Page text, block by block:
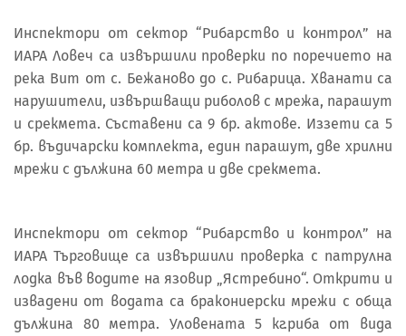
Инспектори от сектор “Рибарство и контрол” на
ИАРА Ловеч са извършили проверки по поречието на
река Вит от с. Бежаново до с. Рибарица. Хванати са
нарушители, извършващи риболов с мрежа, парашут
и срекмета. Съставени са 9 бр. актове. Иззети са 5
бр. въдичарски комплекта, един парашут, две хрилни
мрежи с дължина 60 метра и две срекмета.
Инспектори от сектор “Рибарство и контрол” на
ИАРА Търговище са извършили проверка с патрулна
лодка във водите на язовир „Ястребино“. Открити и
извадени от водата са бракониерски мрежи с обща
дължина 80 метра. Уловената 5 кг.риба от вида